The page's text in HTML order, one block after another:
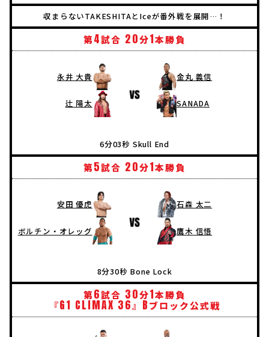
収まらないTAKESHITAとIceが番外戦を展開…！
第4試合 20分1本勝負
永井 大貴
辻 陽太
金丸 義信
SANADA
6分03秒 Skull End
第5試合 20分1本勝負
安田 優虎
ボルチン・オレッグ
石森 太二
鷹木 信悟
8分30秒 Bone Lock
第6試合 30分1本勝負
『G1 CLIMAX 36』 Bブロック公式戦